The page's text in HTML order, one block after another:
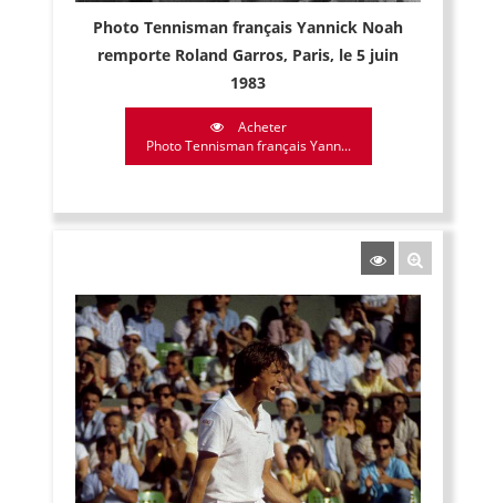
Photo Tennisman français Yannick Noah
remporte Roland Garros, Paris, le 5 juin
1983
Acheter
Photo Tennisman français Yann...